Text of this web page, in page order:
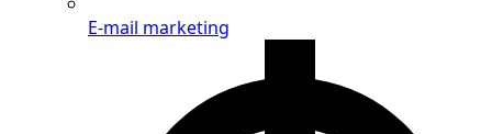
E-mail marketing